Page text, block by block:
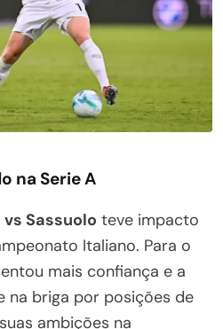
na Serie A
Sassuolo teve impacto
Italiano. Para o
mais confiança e a
na briga por posições de
ambições na